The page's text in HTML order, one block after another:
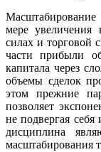
Масштабирование
мере увеличения
силах и торговой
части прибыли
капитала через
объемы сделок
этом прежние
позволяет
не подвергая
дисциплина
масштабирования